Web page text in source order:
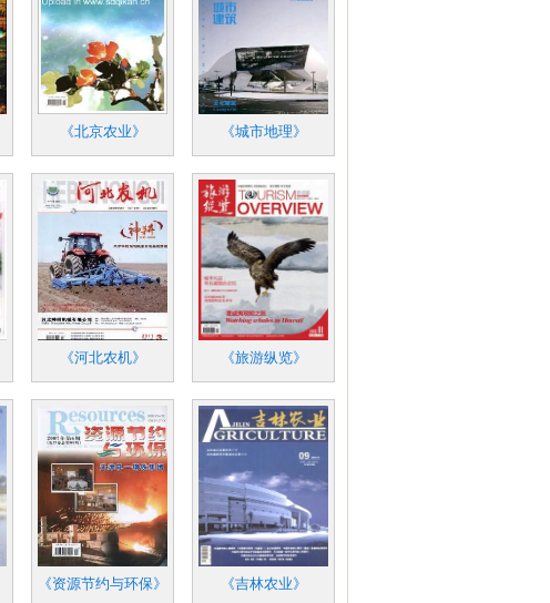
《北京农业》 《城市地理》
《河北农机》 《旅游纵览》
《资源节约与环保》 《吉林农业》